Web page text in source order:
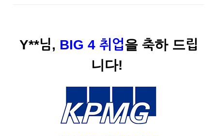
Y**님, BIG 4 취업을 축하 드립
니다!